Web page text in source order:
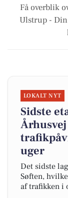
Få overblik
Ulstrup -
LOKALT NYT
Sidste
uger
Det sidste
Søften,
af trafikken i